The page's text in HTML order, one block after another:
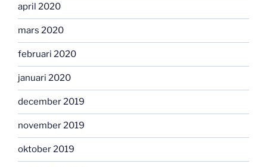
april 2020
mars 2020
februari 2020
januari 2020
december 2019
november 2019
oktober 2019